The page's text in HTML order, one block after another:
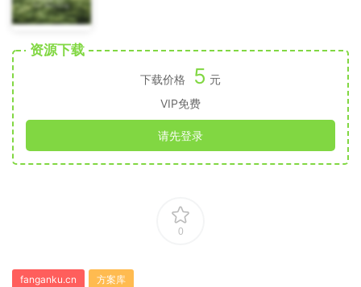
资源下载
下载价格 5 元
VIP免费
请先登录
0
fanganku.cn 方案库